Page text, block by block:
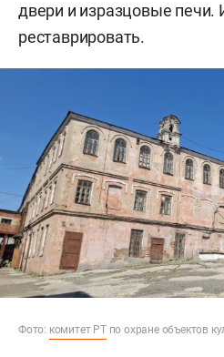
двери и изразцовые
реставрировать.
Фото: комитет РТпо охране объектов